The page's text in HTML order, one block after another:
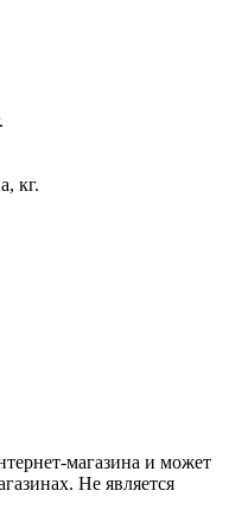
кг.
магазина и может
Не является